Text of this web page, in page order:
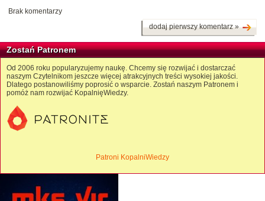
Brak komentarzy
dodaj pierwszy komentarz »
Zostań Patronem
Od 2006 roku popularyzujemy naukę. Chcemy się rozwijać i dostarczać
naszym Czytelnikom jeszcze więcej atrakcyjnych treści wysokiej jakości.
Dlatego postanowiliśmy poprosić o wsparcie. Zostań naszym Patronem i
pomóż nam rozwijać KopalnięWiedzy.
Patroni KopalniWiedzy